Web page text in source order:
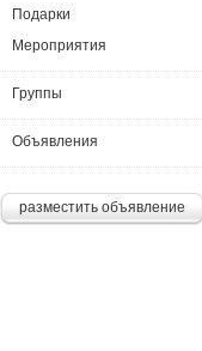
Подарки
Мероприятия
Группы
Объявления
разместить объявление